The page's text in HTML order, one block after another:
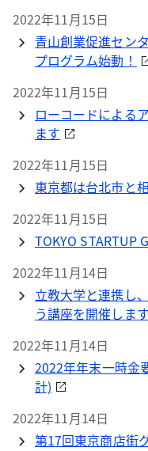
2022年11月15日
青山創業促進セン
プログラム始動！
2022年11月15日
ローコードによる
ます
2022年11月15日
東京都は台北市と
2022年11月15日
TOKYO STARTUP
2022年11月14日
立教大学と連携し
う講座を開催します
2022年11月14日
2022年年末一時金
計)
2022年11月14日
第17回東京商店街